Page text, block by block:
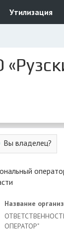
Утилизация
Вы владелец?
Название
ОПЕРАТОР"